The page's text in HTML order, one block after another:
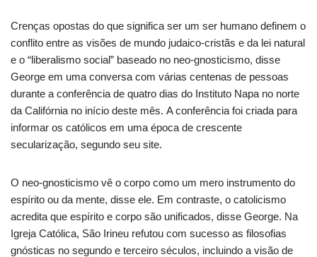
Crenças opostas do que significa ser um ser humano definem o
conflito entre as visões de mundo judaico-cristãs e da lei natural
e o “liberalismo social” baseado no neo-gnosticismo, disse
George em uma conversa com várias centenas de pessoas
durante a conferência de quatro dias do Instituto Napa no norte
da Califórnia no início deste mês. A conferência foi criada para
informar os católicos em uma época de crescente
secularização, segundo seu site.
O neo-gnosticismo vê o corpo como um mero instrumento do
espírito ou da mente, disse ele. Em contraste, o catolicismo
acredita que espírito e corpo são unificados, disse George. Na
Igreja Católica, São Irineu refutou com sucesso as filosofias
gnósticas no segundo e terceiro séculos, incluindo a visão de